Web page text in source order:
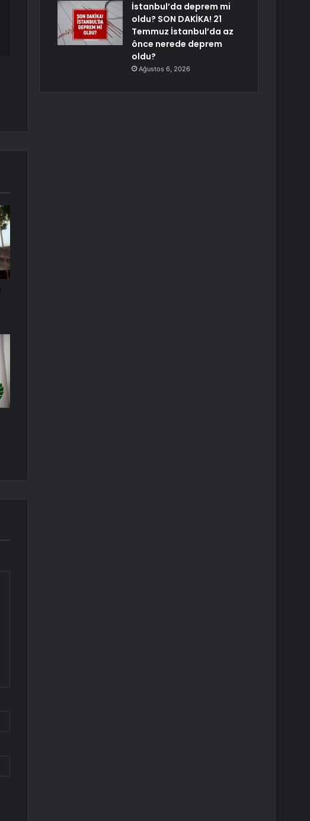
İstanbul’da deprem mi
oldu? SON DAKİKA! 21
Temmuz İstanbul’da az
önce nerede deprem
oldu?
Ağustos 6, 2026